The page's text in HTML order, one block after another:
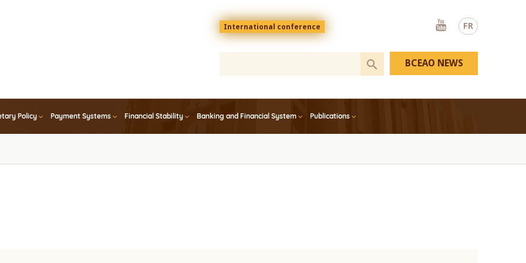
FR
Menu
top
En
International conference
Youtube
Policy Payment Systems Financial Stability Banking and Financial System Publications
BCEAO NEWS